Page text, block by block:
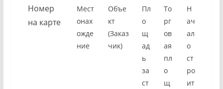
Номер
на карте
Мест
онах
ожде
ние
Объе
кт
(Заказ
чик)
Пл
о
щ
ад
ь
за
ст
To
pг
ов
ая
пл
о
щ
Н
ач
ал
о
ст
ро
ит